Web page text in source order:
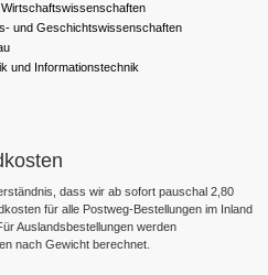
und Geschichtswissenschaften
und Informationstechnik
dass wir ab sofort pauschal 2,80
für alle Postweg-Bestellungen im Inland
Auslandsbestellungen werden
nach Gewicht berechnet.